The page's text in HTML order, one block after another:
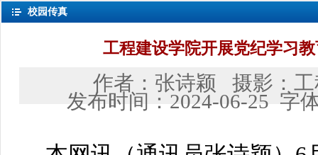
校园传真
工程建设学院开展党纪学习
作者： 张诗颖 摄影：
发布时间： 2024-06-25 字